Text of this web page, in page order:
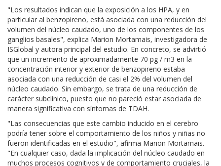
"Los resultados indican que la exposición a los HPA, y en
particular al benzopireno, está asociada con una reducción del
volumen del núcleo caudado, uno de los componentes de los
ganglios basales", explica Marion Mortamais, investigadora de
ISGlobal y autora principal del estudio. En concreto, se advirtió
que un incremento de aproximadamente 70 pg / m3 en la
concentración interior y exterior de benzopireno estaba
asociada con una reducción de casi el 2% del volumen del
núcleo caudado. Sin embargo, se trata de una reducción de
carácter subclínico, puesto que no pareció estar asociada de
manera significativa con síntomas de TDAH.
"Las consecuencias que este cambio inducido en el cerebro
podría tener sobre el comportamiento de los niños y niñas no
fueron identificadas en el estudio", afirma Marion Mortamais.
"En cualquier caso, dada la implicación del núcleo caudado en
muchos procesos cognitivos y de comportamiento cruciales, la